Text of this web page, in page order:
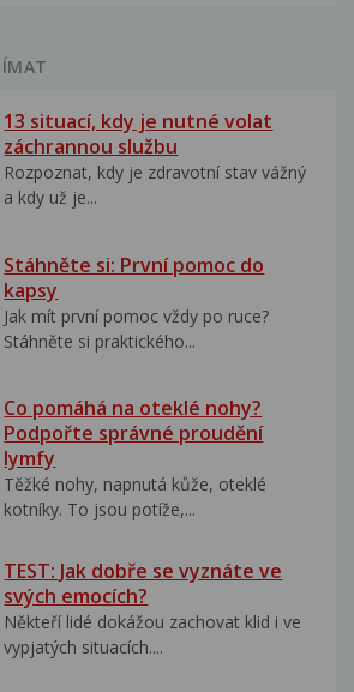
13 situací, kdy je nutné volat
záchrannou službu
Rozpoznat, kdy je zdravotní stav vážný
a kdy už je...
Stáhněte si: První pomoc do
kapsy
Jak mít první pomoc vždy po ruce?
Stáhněte si praktického...
Co pomáhá na oteklé nohy?
Podpořte správné proudění
lymfy
Těžké nohy, napnutá kůže, oteklé
kotníky. To jsou potíže,...
TEST: Jak dobře se vyznáte ve
svých emocích?
Někteří lidé dokážou zachovat klid i ve
vypjatých situacích....